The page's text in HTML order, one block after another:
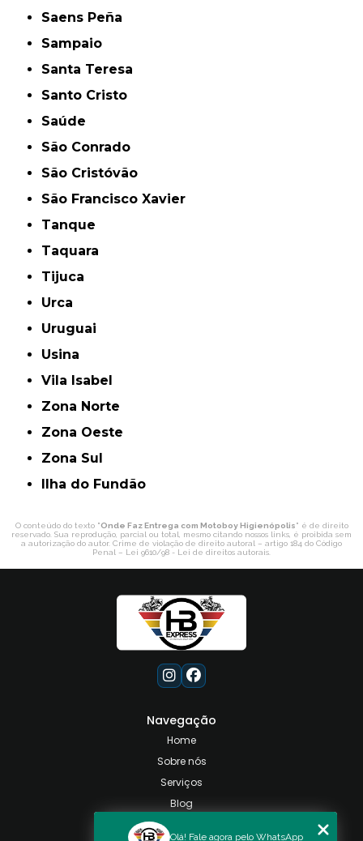
Saens Peña
Sampaio
Santa Teresa
Santo Cristo
Saúde
São Conrado
São Cristóvão
São Francisco Xavier
Tanque
Taquara
Tijuca
Urca
Uruguai
Usina
Vila Isabel
Zona Norte
Zona Oeste
Zona Sul
ilha do Fundão
O conteúdo do texto "Onde Faz Entrega com Motoboy Higienópolis" é de direito
reservado. Sua reprodução, parcial ou total, mesmo citando nossos links, é proibida sem
a autorização do autor. Crime de violação de direito autoral – artigo 184 do Código
Penal – Lei 9610/98 - Lei de direitos autorais
Navegação
Home
Sobre nós
Serviços
Blog
Olá! Fale agora pelo WhatsApp